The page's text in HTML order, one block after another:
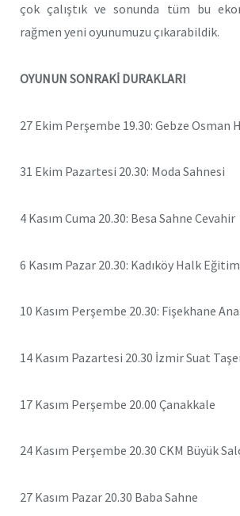
çok çalıştık ve sonunda tüm bu
rağmen yeni oyunumuzu çıkarabildik.
OYUNUN SONRAKİ DURAKLARI
27 Ekim Perşembe 19.30: Gebze Osman
31 Ekim Pazartesi 20.30: Moda Sahnesi
4 Kasım Cuma 20.30: Besa Sahne Cevahir
6 Kasım Pazar 20.30: Kadıköy Halk
10 Kasım Perşembe 20.30: Fişekhane
14 Kasım Pazartesi 20.30 İzmir Suat
17 Kasım Perşembe 20.00 Çanakkale
24 Kasım Perşembe 20.30 CKM Büyük
27 Kasım Pazar 20.30 Baba Sahne